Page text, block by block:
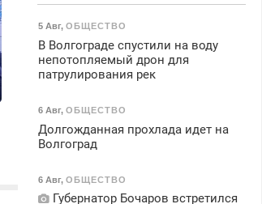
5 Авг, ОБЩЕСТВО
В Волгограде спустили на воду
непотопляемый дрон для
патрулирования рек
6 Авг, ОБЩЕСТВО
Долгожданная прохлада идет на
Волгоград
6 Авг, ОБЩЕСТВО
Губернатор Бочаров встретился